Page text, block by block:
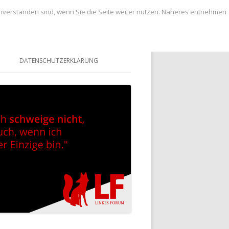
DATENSCHUTZERKLÄRUNG
sind, wenn Sie die Seite weiter nutzen. Näheres entnehmen